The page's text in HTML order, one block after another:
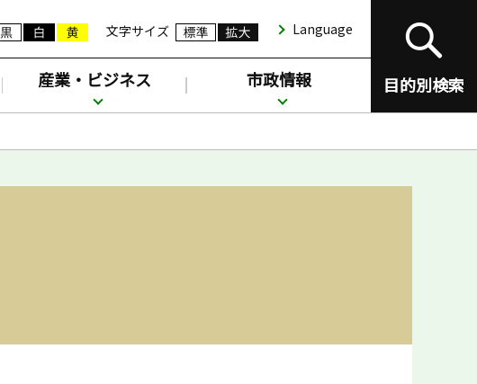
文字サイズ Language
目的別検索
産業・ビジネス 市政情報